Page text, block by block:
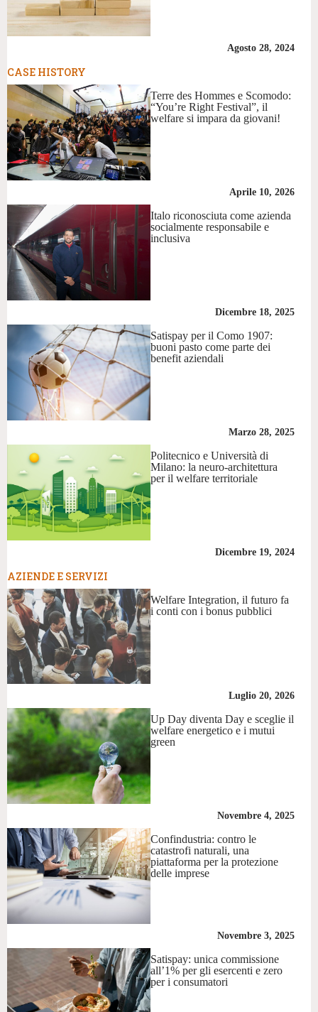
Agosto 28, 2024
CASE HISTORY
Terre des Hommes e Scomodo:
“You’re Right Festival”, il
welfare si impara da giovani!
Aprile 10, 2026
Italo riconosciuta come azienda
socialmente responsabile e
inclusiva
Dicembre 18, 2025
Satispay per il Como 1907:
buoni pasto come parte dei
benefit aziendali
Marzo 28, 2025
Politecnico e Università di
Milano: la neuro-architettura
per il welfare territoriale
Dicembre 19, 2024
AZIENDE E SERVIZI
Welfare Integration, il futuro fa
i conti con i bonus pubblici
Luglio 20, 2026
Up Day diventa Day e sceglie il
welfare energetico e i mutui
green
Novembre 4, 2025
Confindustria: contro le
catastrofi naturali, una
piattaforma per la protezione
delle imprese
Novembre 3, 2025
Satispay: unica commissione
all’1% per gli esercenti e zero
per i consumatori